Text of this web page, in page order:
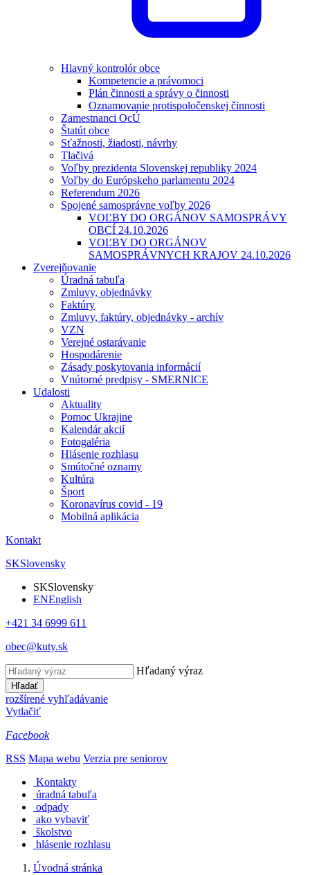
Hlavný kontrolór obce
Kompetencie a právomoci
Plán činnosti a správy o činnosti
Oznamovanie protispoločenskej činnosti
Zamestnanci OcÚ
Štatút obce
Sťažnosti, žiadosti, návrhy
Tlačivá
Voľby prezidenta Slovenskej republiky 2024
Voľby do Európskeho parlamentu 2024
Referendum 2026
Spojené samosprávne voľby 2026
VOĽBY DO ORGÁNOV SAMOSPRÁVY
OBCÍ 24.10.2026
VOĽBY DO ORGÁNOV
SAMOSPRÁVNYCH KRAJOV 24.10.2026
Zverejňovanie
Úradná tabuľa
Zmluvy, objednávky
Faktúry
Zmluvy, faktúry, objednávky - archív
VZN
Verejné ostarávanie
Hospodárenie
Zásady poskytovania informácií
Vnútorné predpisy - SMERNICE
Udalosti
Aktuality
Pomoc Ukrajine
Kalendár akcií
Fotogaléria
Hlásenie rozhlasu
Smútočné oznamy
Kultúra
Šport
Koronavírus covid - 19
Mobilná aplikácia
Kontakt
SKSlovensky
SKSlovensky
ENEnglish
+421 34 6999 611
obec@kuty.sk
Hľadaný výraz
Hľadať
rozšírené vyhľadávanie
Vytlačiť
Facebook
RSS Mapa webu Verzia pre seniorov
Kontakty
úradná tabuľa
odpady
ako vybaviť
školstvo
hlásenie rozhlasu
Úvodná stránka